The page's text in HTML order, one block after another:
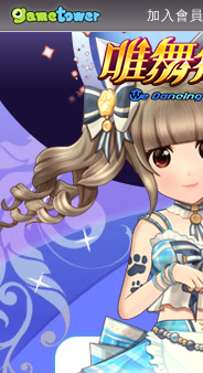
加入會員